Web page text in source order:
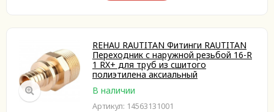
REHAU RAUTITAN Фитинги RAUTITAN
Переходник с наружной резьбой 16-R
1 RX+ для труб из сшитого
полиэтилена аксиальный
В наличии
Артикул: 14563131001